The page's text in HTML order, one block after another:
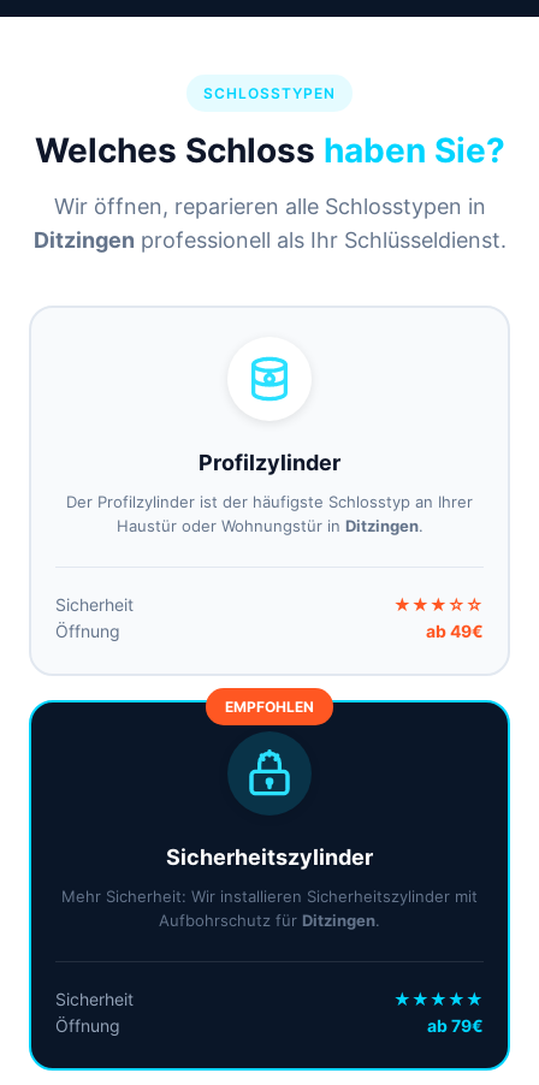
SCHLOSSTYPEN
Welches Schloss haben Sie?
Wir öffnen, reparieren alle Schlosstypen in
Ditzingen professionell als Ihr Schlüsseldienst.
Profilzylinder
Der Profilzylinder ist der häufigste Schlosstyp an Ihrer
Haustür oder Wohnungstür in Ditzingen.
Sicherheit
★★★☆☆
Öffnung
ab 49€
EMPFOHLEN
Sicherheitszylinder
Mehr Sicherheit: Wir installieren Sicherheitszylinder mit
Aufbohrschutz für Ditzingen.
Sicherheit
★★★★★
Öffnung
ab 79€